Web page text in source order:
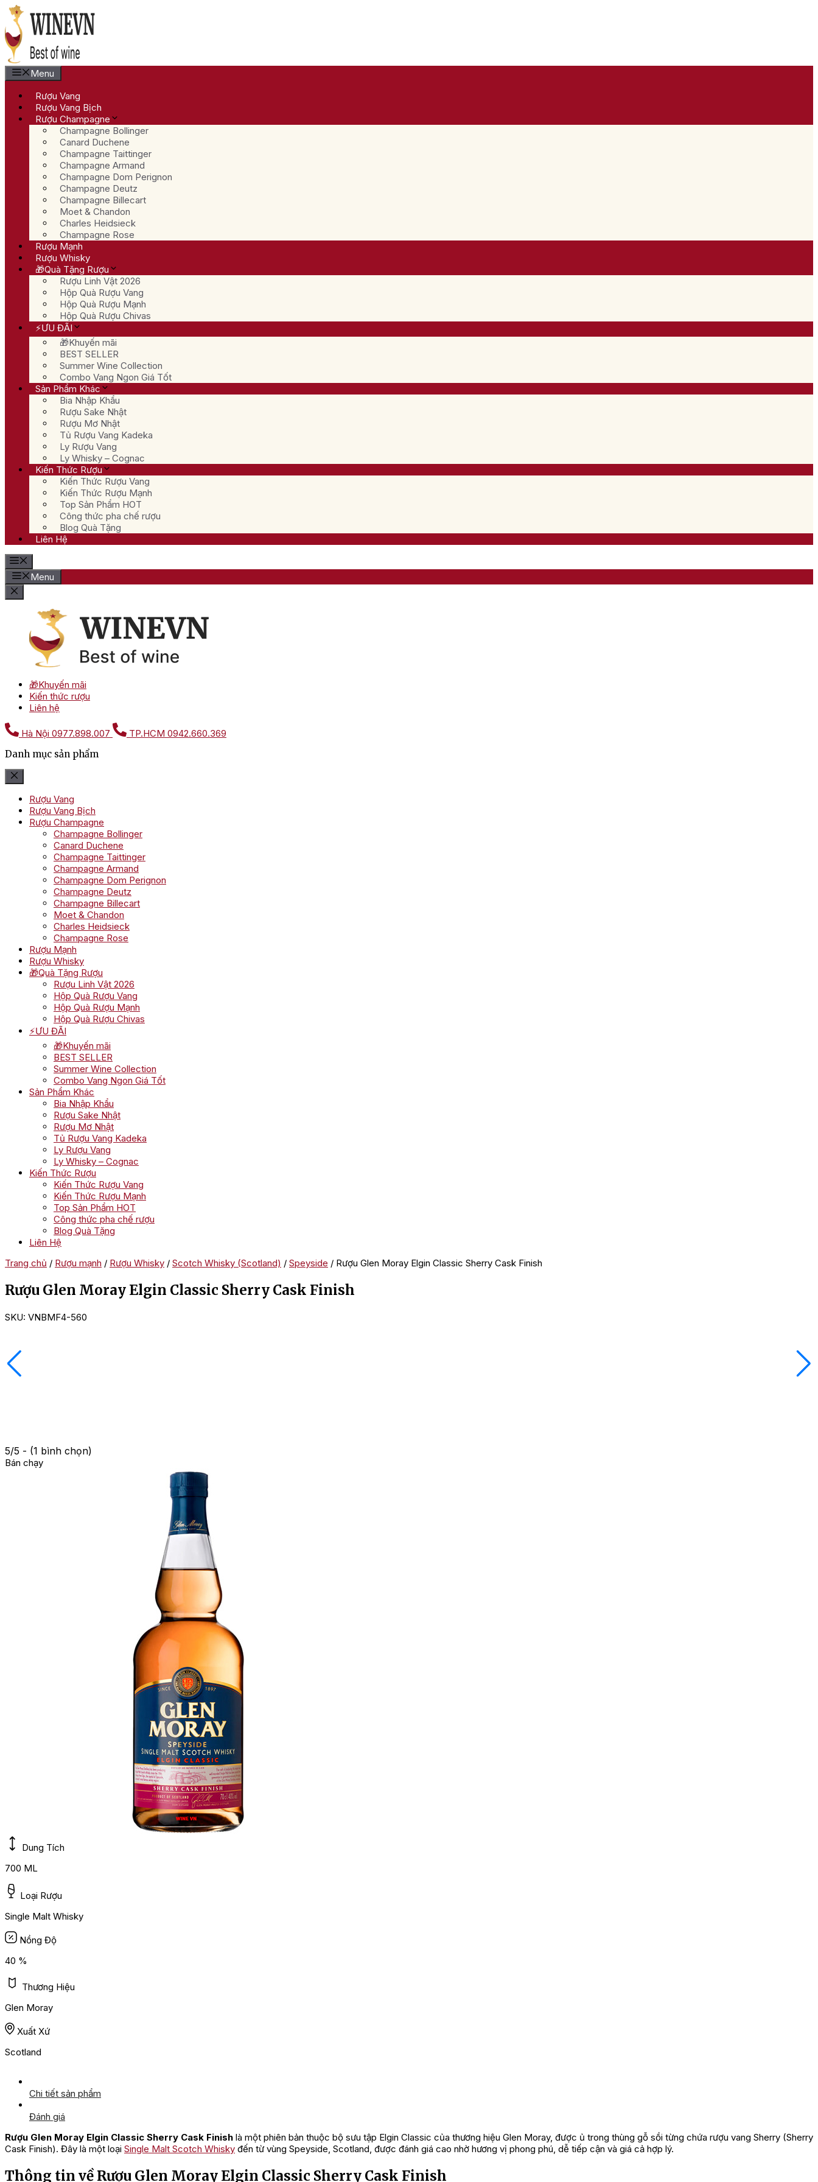
Chuyển
đến
nội
dung
Menu
Rượu Vang
Rượu Vang Bịch
Rượu Champagne
Champagne Bollinger
Canard Duchene
Champagne Taittinger
Champagne Armand
Champagne Dom Perignon
Champagne Deutz
Champagne Billecart
Moet & Chandon
Charles Heidsieck
Champagne Rose
Rượu Mạnh
Rượu Whisky
🎁Quà Tặng Rượu
Rượu Linh Vật 2026
Hộp Quà Rượu Vang
Hộp Quà Rượu Mạnh
Hộp Quà Rượu Chivas
⚡ƯU ĐÃI
🎁Khuyến mãi
BEST SELLER
Summer Wine Collection
Combo Vang Ngon Giá Tốt
Sản Phẩm Khác
Bia Nhập Khẩu
Rượu Sake Nhật
Rượu Mơ Nhật
Tủ Rượu Vang Kadeka
Ly Rượu Vang
Ly Whisky – Cognac
Kiến Thức Rượu
Kiến Thức Rượu Vang
Kiến Thức Rượu Mạnh
Top Sản Phẩm HOT
Công thức pha chế rượu
Blog Quà Tặng
Liên Hệ
Menu
🎁Khuyến mãi
Kiến thức rượu
Liên hệ
Hà Nội 0977.898.007 TP.HCM 0942.660.369
Danh mục sản phẩm
Rượu Vang
Rượu Vang Bịch
Rượu Champagne
Champagne Bollinger
Canard Duchene
Champagne Taittinger
Champagne Armand
Champagne Dom Perignon
Champagne Deutz
Champagne Billecart
Moet & Chandon
Charles Heidsieck
Champagne Rose
Rượu Mạnh
Rượu Whisky
🎁Quà Tặng Rượu
Rượu Linh Vật 2026
Hộp Quà Rượu Vang
Hộp Quà Rượu Mạnh
Hộp Quà Rượu Chivas
⚡ƯU ĐÃI
🎁Khuyến mãi
BEST SELLER
Summer Wine Collection
Combo Vang Ngon Giá Tốt
Sản Phẩm Khác
Bia Nhập Khẩu
Rượu Sake Nhật
Rượu Mơ Nhật
Tủ Rượu Vang Kadeka
Ly Rượu Vang
Ly Whisky – Cognac
Kiến Thức Rượu
Kiến Thức Rượu Vang
Kiến Thức Rượu Mạnh
Top Sản Phẩm HOT
Công thức pha chế rượu
Blog Quà Tặng
Liên Hệ
Trang chủ / Rượu mạnh / Rượu Whisky / Scotch Whisky (Scotland) / Speyside / Rượu Glen Moray Elgin Classic Sherry Cask Finish
Rượu Glen Moray Elgin Classic Sherry Cask Finish
SKU: VNBMF4-560
5/5 - (1 bình chọn)
Bán chạy
Dung Tích
700 ML
Loại Rượu
Single Malt Whisky
Nồng Độ
40 %
Thương Hiệu
Glen Moray
Xuất Xứ
Scotland
Chi tiết sản phẩm
Đánh giá
Rượu Glen Moray Elgin Classic Sherry Cask Finish là một phiên bản thuộc bộ sưu tập Elgin Classic của thương hiệu Glen Moray, được ủ trong thùng gỗ sồi từng chứa rượu vang Sherry (Sherry
Cask Finish). Đây là một loại Single Malt Scotch Whisky đến từ vùng Speyside, Scotland, được đánh giá cao nhờ hương vị phong phú, dễ tiếp cận và giá cả hợp lý.
Thông tin về Rượu Glen Moray Elgin Classic Sherry Cask Finish